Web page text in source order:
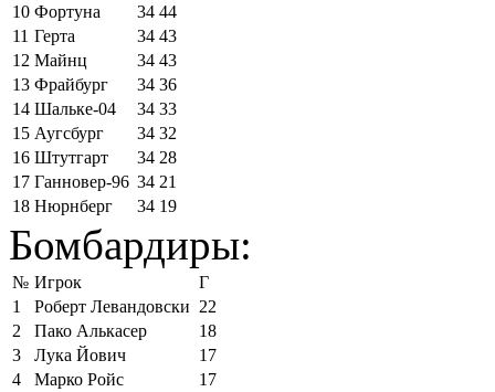
10 Фортуна 34 44
11 Герта 34 43
12 Майнц 34 43
13 Фрайбург 34 36
14 Шальке-04 34 33
15 Аугсбург 34 32
16 Штутгарт 34 28
17 Ганновер-96 34 21
18 Нюрнберг 34 19
Бомбардиры:
№ Игрок
Г
1
Роберт Левандовски 22
2
Пако Алькасер
18
3
Лука Йович
17
4
Марко Ройс
17